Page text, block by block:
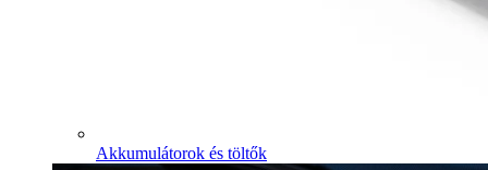
Akkumulátorok és töltők